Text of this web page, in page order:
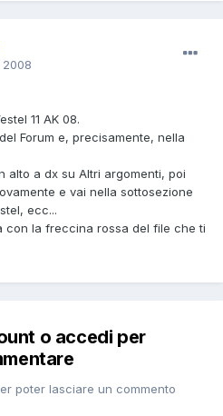
2008
11 AK 08.
Forum e, precisamente, nella
alto a dx su Altri argomenti, poi
e vai nella sottosezione
ecc...
con la freccina rossa del file che ti
o accedi per
poter lasciare un commento